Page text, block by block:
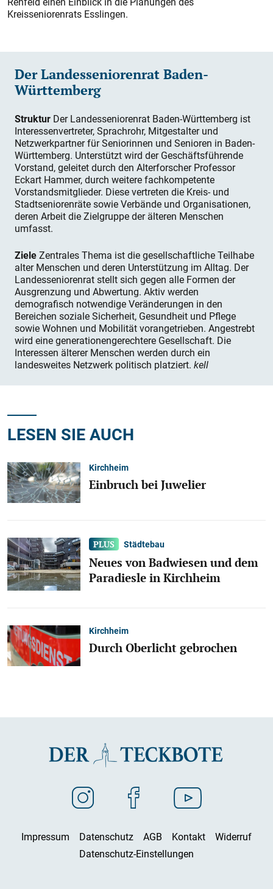
Kreisseniorenrats Esslingen.
Der Landesseniorenrat Baden-
Württemberg
Struktur Der Landesseniorenrat Baden-Württemberg ist
Interessenvertreter, Sprachrohr, Mitgestalter und
Netzwerkpartner für Seniorinnen und Senioren in Baden-
Württemberg. Unterstützt wird der Geschäftsführende
Vorstand, geleitet durch den Alterforscher Professor
Eckart Hammer, durch weitere fachkompetente
Vorstandsmitglieder. Diese vertreten die Kreis- und
Stadtseniorenräte sowie Verbände und Organisationen,
deren Arbeit die Zielgruppe der älteren Menschen
umfasst.
ZieleZentrales Thema ist die gesellschaftliche Teilhabe
alter Menschen und deren Unterstützung im Alltag. Der
Landesseniorenrat stellt sich gegen alle Formen der
Ausgrenzung und Abwertung. Aktiv werden
demografisch notwendige Veränderungen in den
Bereichen soziale Sicherheit, Gesundheit und Pflege
sowie Wohnen und Mobilität vorangetrieben. Angestrebt
wird eine generationengerechtere Gesellschaft. Die
Interessen älterer Menschen werden durch ein
landesweites Netzwerk politisch platziert. kell
LESEN SIE AUCH
Kirchheim
Einbruch bei Juwelier
Städtebau
Neues von Badwiesen und dem
Paradiesle in Kirchheim
Kirchheim
Durch Oberlicht gebrochen
Impressum Datenschutz AGB Kontakt
Widerruf
Datenschutz-Einstellungen